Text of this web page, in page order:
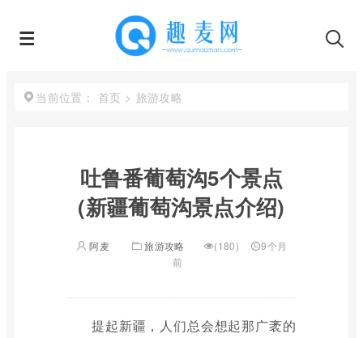
当前位置： 首页 > 旅游攻略
吐鲁番葡萄沟5个景点
(新疆葡萄沟景点介绍)
阿麦 旅游攻略 (180)
9个月
前
提起新疆，人们总会想起那广袤的